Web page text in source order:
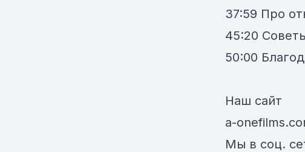
37:59 Про
45:20
50:00
Наш сайт
a-
Мы в соц.